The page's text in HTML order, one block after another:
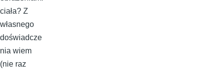
ciała? Z
własnego
doświadcze
nia wiem
(nie raz